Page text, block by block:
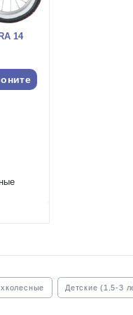
14
Детские (1.5-3